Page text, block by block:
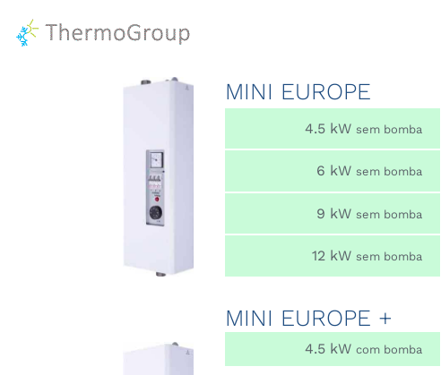
MINI EUROPE
4.5 kW sem bomba
6 kW sem bomba
9 kW sem bomba
12 kW sem bomba
MINI EUROPE +
4.5 kW com bomba